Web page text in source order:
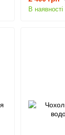
В наявності